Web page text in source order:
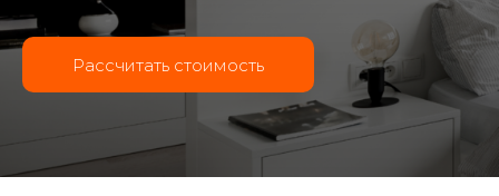
Рассчитать стоимость